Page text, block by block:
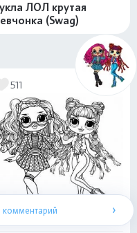
ЛОЛ крутая
(Swag)
511
комментарий ›